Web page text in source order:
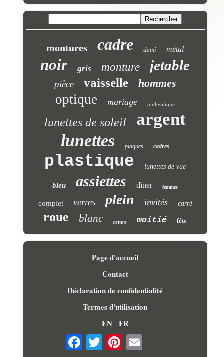
montures cadre demi métal
noir gris monture jetable
pièce vaisselle hommes
optique mariage authentique
lunettes de soleil argent
lunettes plaques cadres
plastique lunettes de vue
bleu assiettes dîner femmes
complet verres plein invités carré
roue blanc centre moitié fête
Page d'accueil
Contact
Déclaration de confidentialité
Termes d'utilisation
EN FR